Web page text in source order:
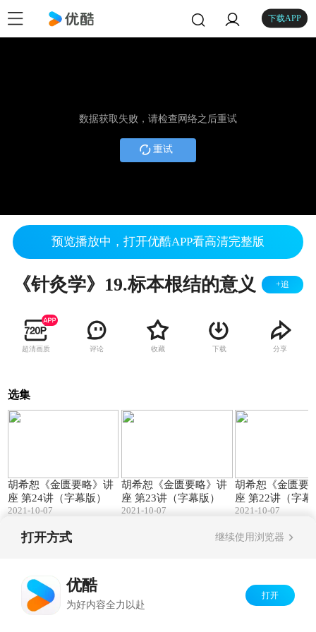
下载APP
数据获取失败，请检查网络之后重试
重试
预览播放中，打开优酷APP看高清完整版
《针灸学》19.标本根结的意义 +追
超清画质 评论 收藏 下载 分享
选集
胡希恕《金匮要略》讲
座 第24讲（字幕版）
2021-10-07
胡希恕《金匮要略》讲
座 第23讲（字幕版）
2021-10-07
胡希恕《金匮要
座 第22讲（字幕
2021-10-07
打开方式 继续使用浏览器
优酷
为好内容全力以赴
打开